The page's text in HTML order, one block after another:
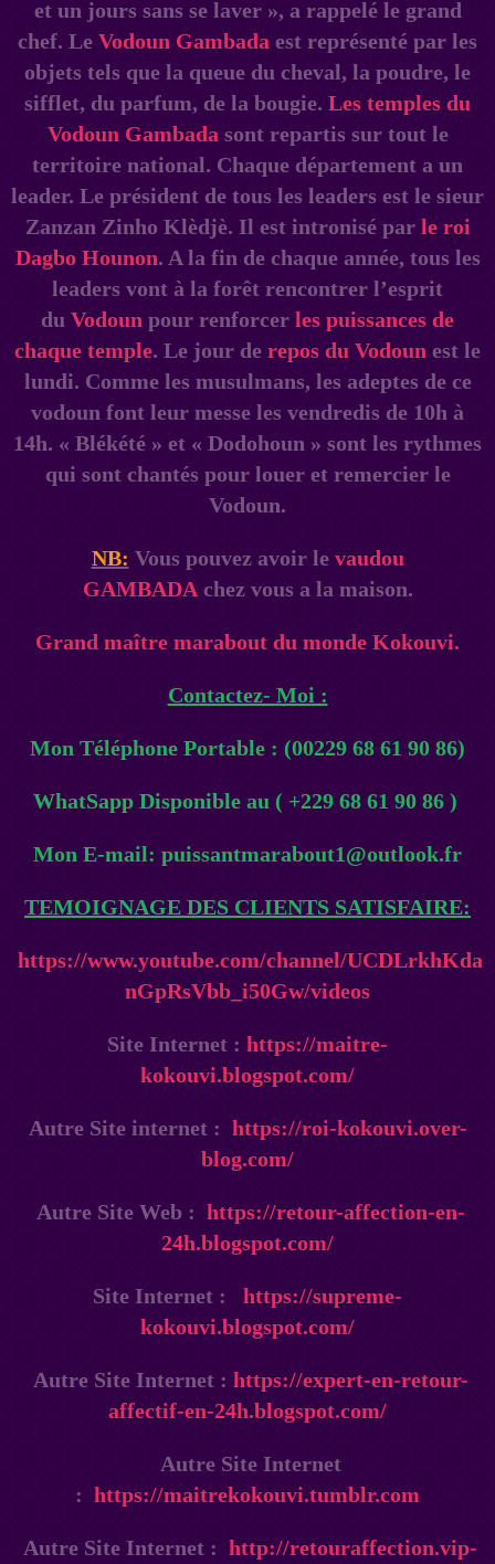
et un jours sans se laver », a rappelé le grand
chef. Le Vodoun Gambada est représenté par les
objets tels que la queue du cheval, la poudre, le
sifflet, du parfum, de la bougie. Les temples du
Vodoun Gambada sont repartis sur tout le
territoire national. Chaque département a un
leader. Le président de tous les leaders est le sieur
Zanzan Zinho Klèdjè. Il est intronisé par le roi
Dagbo Hounon. A la fin de chaque année, tous les
leaders vont à la forêt rencontrer l’esprit
du Vodoun pour renforcer les puissances de
chaque temple. Le jour de repos du Vodoun est le
lundi. Comme les musulmans, les adeptes de ce
vodoun font leur messe les vendredis de 10h à
14h. « Blékété » et « Dodohoun » sont les rythmes
qui sont chantés pour louer et remercier le
Vodoun.
NB: Vous pouvez avoir le vaudou
GAMBADA chez vous a la maison.
Grand maître marabout du monde Kokouvi.
Contactez- Moi :
Mon Téléphone Portable : (00229 68 61 90 86)
WhatSapp Disponible au ( +229 68 61 90 86 )
Mon E-mail: puissantmarabout1@outlook.fr
TEMOIGNAGE DES CLIENTS SATISFAIRE:
https://www.youtube.com/channel/UCDLrkhKda
nGpRsVbb_i50Gw/videos
Site Internet : https://maitre-
kokouvi.blogspot.com/
Autre Site internet : https://roi-kokouvi.over-
blog.com/
Autre Site Web : https://retour-affection-en-
24h.blogspot.com/
Site Internet : https://supreme-
kokouvi.blogspot.com/
Autre Site Internet : https://expert-en-retour-
affectif-en-24h.blogspot.com/
Autre Site Internet
: https://maitrekokouvi.tumblr.com
Autre Site Internet : http://retouraffection.vip-